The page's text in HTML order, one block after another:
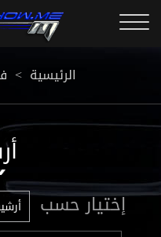
الرئيسية <
إختيار حسب